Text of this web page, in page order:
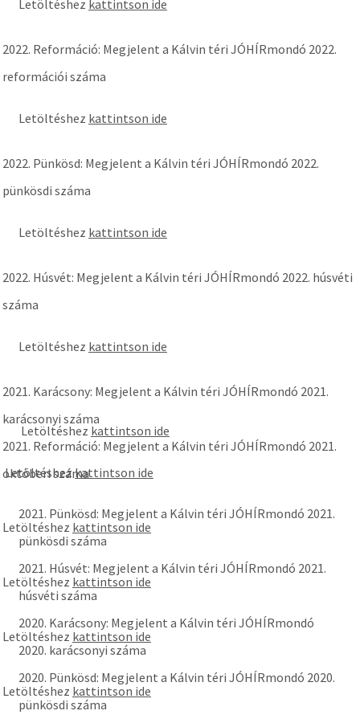
Letöltéshez kattintson ide
2022. Reformáció: Megjelent a Kálvin téri JÓHÍRmondó 2022.
reformációi száma
Letöltéshez kattintson ide
2022. Pünkösd: Megjelent a Kálvin téri JÓHÍRmondó 2022.
pünkösdi száma
Letöltéshez kattintson ide
2022. Húsvét: Megjelent a Kálvin téri JÓHÍRmondó 2022. húsvéti
száma
Letöltéshez kattintson ide
2021. Karácsony: Megjelent a Kálvin téri JÓHÍRmondó 2021.
karácsonyi száma
Letöltéshez kattintson ide
2021. Reformáció: Megjelent a Kálvin téri JÓHÍRmondó 2021.
októberi száma
Letöltéshezkattintson ide
2021. Pünkösd: Megjelent a Kálvin téri JÓHÍRmondó 2021.
pünkösdi száma
Letöltéshez kattintson ide
2021. Húsvét: Megjelent a Kálvin téri JÓHÍRmondó 2021.
húsvéti száma
Letöltéshez kattintson ide
2020. Karácsony: Megjelent a Kálvin téri JÓHÍRmondó
2020. karácsonyi száma
Letöltéshez kattintson ide
2020. Pünkösd: Megjelent a Kálvin téri JÓHÍRmondó 2020.
pünkösdi száma
Letöltéshez kattintson ide